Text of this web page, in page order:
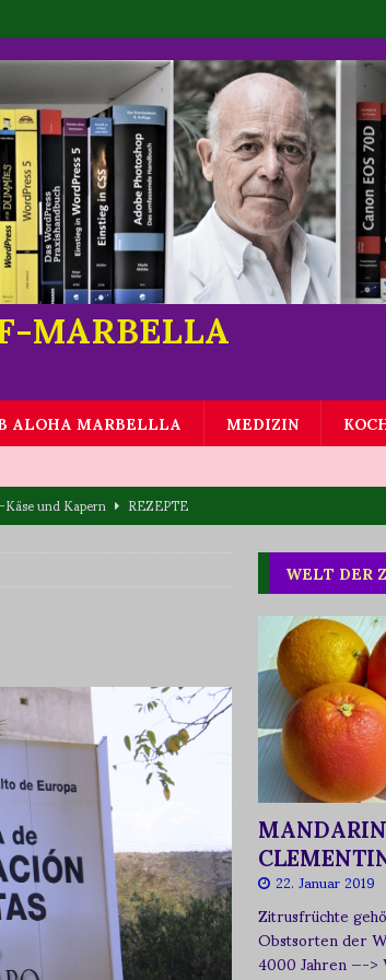
MARBELLA
ALOHA MARBELLLA MEDIZIN
WAS
WELT DER
22. Januar 2019
Zitrusfrüchte
Obstsorten der
4000 Jahren—->